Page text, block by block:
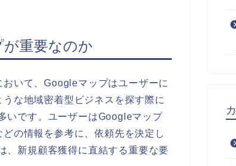
重要なのか
いて、Googleマップはユーザーに
な地域密着型ビジネスを探す際に
いです。ユーザーはGoogleマップ
の情報を参考に、依頼先を決定し
、新規顧客獲得に直結する重要な要